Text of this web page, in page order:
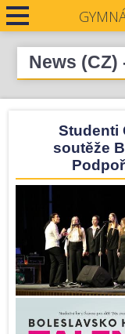
News (CZ)
Středočeského
Pečeti Josefa
Krásné prožití
Nové číslo
Zámecká
Komisionální
Úřední hodiny o
Zlín
Run and Help:
Studenti
soutěže